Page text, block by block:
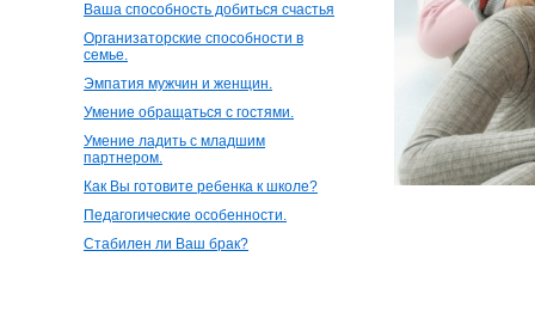
Ваша способность добиться счастья
Организаторские способности в
семье.
Эмпатия мужчин и женщин.
Умение обращаться с гостями.
Умение ладить с младшим
партнером.
Как Вы готовите ребенка к школе?
Педагогические особенности.
Стабилен ли Ваш брак?